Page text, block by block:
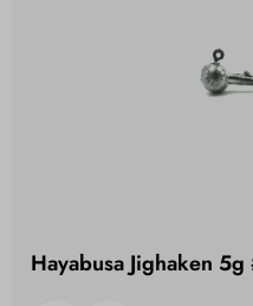
Hayabusa Jighaken